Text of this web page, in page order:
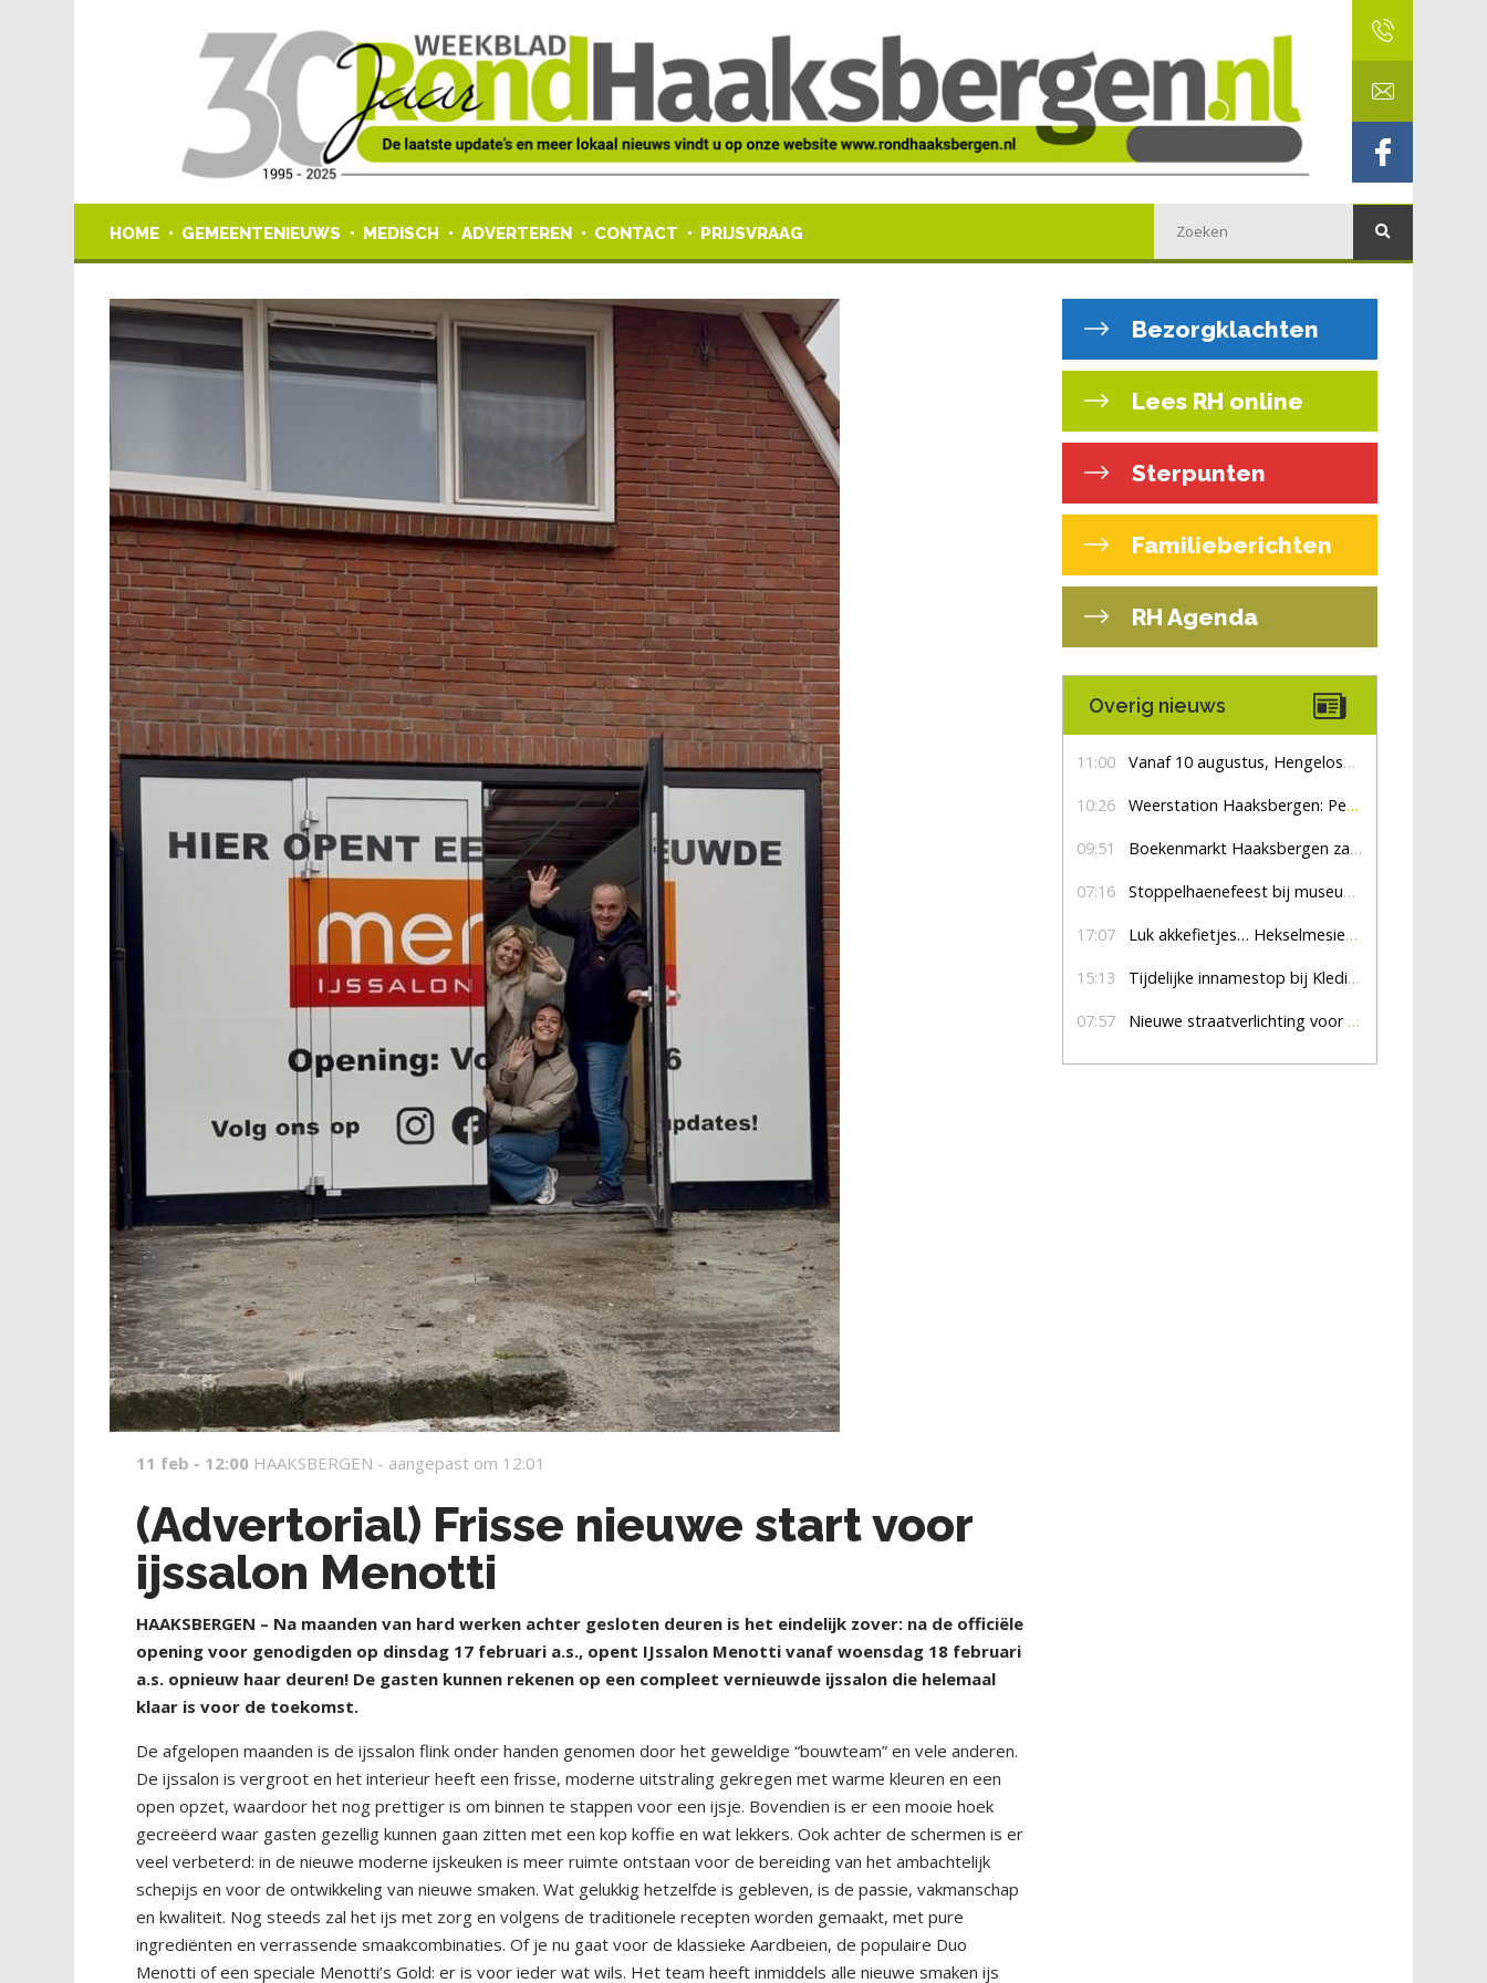
HOME GEMEENTENIEUWS MEDISCH ADVERTEREN CONTACT PRIJSVRAAG
11 feb - 12:00 HAAKSBERGEN - aangepast om 12:01
(Advertorial) Frisse nieuwe start voor
ijssalon Menotti
HAAKSBERGEN – Na maanden van hard werken achter gesloten deuren is het eindelijk zover: na de officiële
opening voor genodigden op dinsdag 17 februari a.s., opent IJssalon Menotti vanaf woensdag 18 februari
a.s. opnieuw haar deuren! De gasten kunnen rekenen op een compleet vernieuwde ijssalon die helemaal
klaar is voor de toekomst.
De afgelopen maanden is de ijssalon flink onder handen genomen door het geweldige “bouwteam” en vele anderen.
De ijssalon is vergroot en het interieur heeft een frisse, moderne uitstraling gekregen met warme kleuren en een
open opzet, waardoor het nog prettiger is om binnen te stappen voor een ijsje. Bovendien is er een mooie hoek
gecreëerd waar gasten gezellig kunnen gaan zitten met een kop koffie en wat lekkers. Ook achter de schermen is er
veel verbeterd: in de nieuwe moderne ijskeuken is meer ruimte ontstaan voor de bereiding van het ambachtelijk
schepijs en voor de ontwikkeling van nieuwe smaken. Wat gelukkig hetzelfde is gebleven, is de passie, vakmanschap
en kwaliteit. Nog steeds zal het ijs met zorg en volgens de traditionele recepten worden gemaakt, met pure
ingrediënten en verrassende smaakcombinaties. Of je nu gaat voor de klassieke Aardbeien, de populaire Duo
Menotti of een speciale Menotti’s Gold: er is voor ieder wat wils. Het team heeft inmiddels alle nieuwe smaken ijs
Bezorgklachten
Lees RH online
Sterpunten
Familieberichten
RH Agenda
Overig nieuws
11:00 Vanaf 10 augustus, Hengelosestraat drie weken dicht voor doorgaand verkeer
10:26 Weerstation Haaksbergen: Perioden met zon en droog
09:51 Boekenmarkt Haaksbergen zaterdag 8 augustus, marktplein Haaksbergen
07:16 Stoppelhaenefeest bij museum De Lebbenbrugge
17:07 Luk akkefietjes… HekselmesienHarry
15:13 Tijdelijke innamestop bij Kledingbank Stefania
07:57 Nieuwe straatverlichting voor De Veldmaat en De Pas